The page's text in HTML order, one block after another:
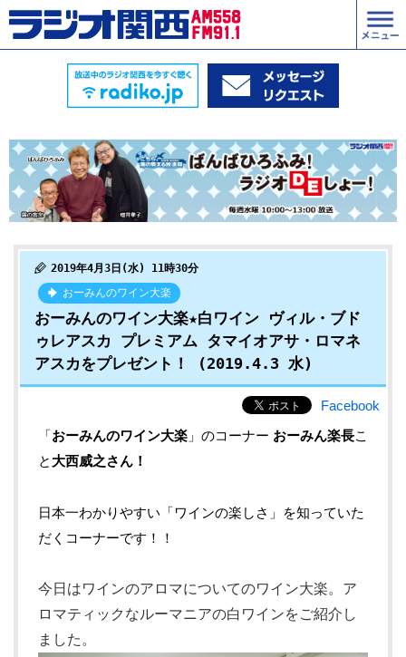
2019年4月3日(水) 11時30分
おーみんのワイン大楽
おーみんのワイン大楽★白ワイン ヴィル・ブド
ゥレアスカ プレミアム タマイオアサ・ロマネ
アスカをプレゼント！ (2019.4.3 水)
Facebook
「おーみんのワイン大楽 」のコーナー おーみん楽長こ
と 大西威之さん！
日本一わかりやすい「ワインの楽しさ」を知っていた
だくコーナーです！！
今日はワインのアロマについてのワイン大楽。ア
ロマティックなルーマニアの白ワインをご紹介し
ました。